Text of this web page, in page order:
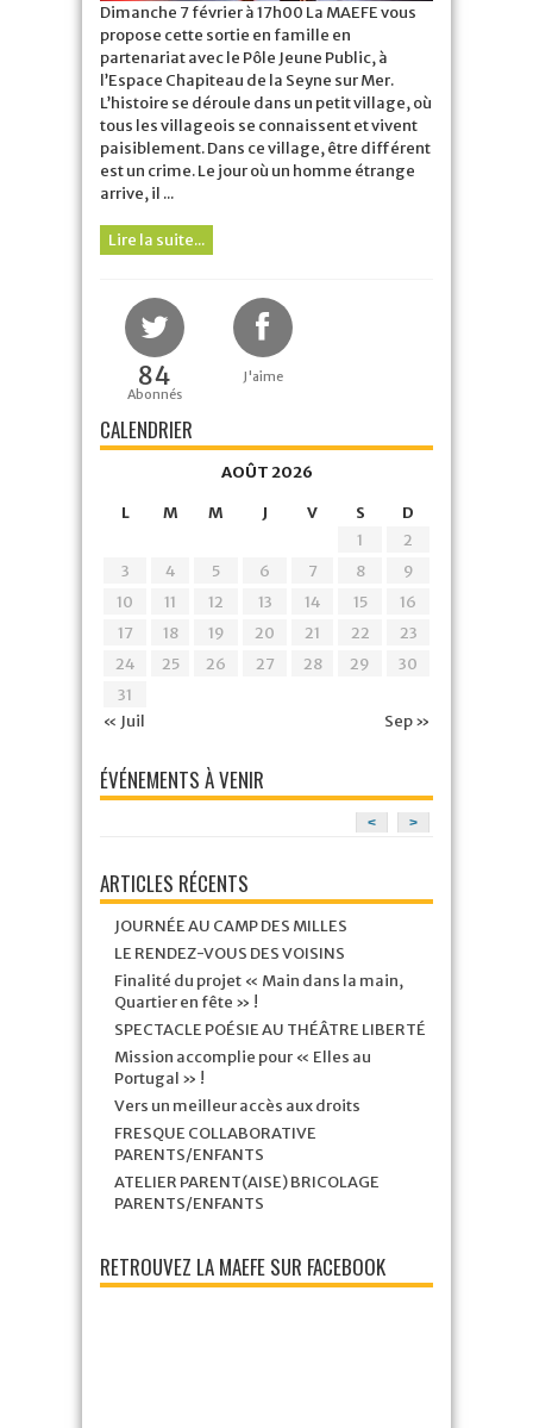
Dimanche 7 février à 17h00 La MAEFE vous
propose cette sortie en famille en
partenariat avec le Pôle Jeune Public, à
l’Espace Chapiteau de la Seyne sur Mer.
L’histoire se déroule dans un petit village, où
tous les villageois se connaissent et vivent
paisiblement. Dans ce village, être différent
est un crime. Le jour où un homme étrange
arrive, il ...
Lire la suite...
84
Abonnés
J'aime
CALENDRIER
AOÛT 2026
L
M M J V S
D
1
2
3
4 5 6 7 8
9
10
11 12 13 14 15
16
17
18 19 20 21 22
23
24
25 26 27 28 29
30
31
« Juil
Sep »
ÉVÉNEMENTS À VENIR
< >
ARTICLES RÉCENTS
JOURNÉE AU CAMP DES MILLES
LE RENDEZ-VOUS DES VOISINS
Finalité du projet « Main dans la main,
Quartier en fête » !
SPECTACLE POÉSIE AU THÉÂTRE LIBERTÉ
Mission accomplie pour « Elles au
Portugal » !
Vers un meilleur accès aux droits
FRESQUE COLLABORATIVE
PARENTS/ENFANTS
ATELIER PARENT(AISE) BRICOLAGE
PARENTS/ENFANTS
RETROUVEZ LA MAEFE SUR FACEBOOK